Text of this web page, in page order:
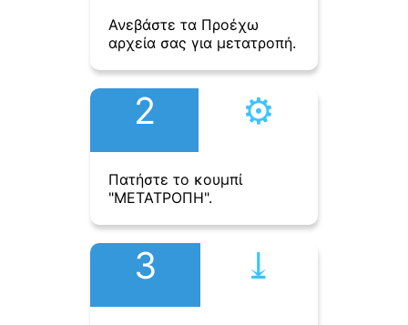
Ανεβάστε τα Προέχω
αρχεία σας για μετατροπή.
2 ⚙︎
Πατήστε το κουμπί
"ΜΕΤΑΤΡΟΠΗ".
3 ⤓︎